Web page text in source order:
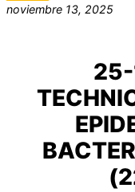
noviembre 13, 2025
25-